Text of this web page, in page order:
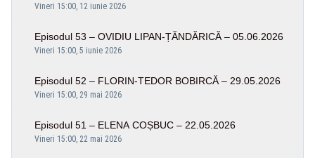
Vineri 15:00, 12 iunie 2026
Episodul 53 – OVIDIU LIPAN-ȚĂNDĂRICĂ – 05.06.2026
Vineri 15:00, 5 iunie 2026
Episodul 52 – FLORIN-TEDOR BOBIRCĂ – 29.05.2026
Vineri 15:00, 29 mai 2026
Episodul 51 – ELENA COȘBUC – 22.05.2026
Vineri 15:00, 22 mai 2026